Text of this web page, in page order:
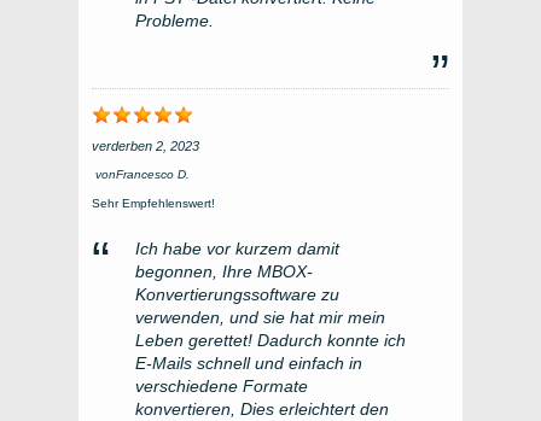
Probleme.
verderben 2, 2023
vonFrancesco D.
Sehr Empfehlenswert!
Ich habe vor kurzem damit
begonnen, Ihre MBOX-
Konvertierungssoftware zu
verwenden, und sie hat mir mein
Leben gerettet! Dadurch konnte ich
E-Mails schnell und einfach in
verschiedene Formate
konvertieren, Dies erleichtert den